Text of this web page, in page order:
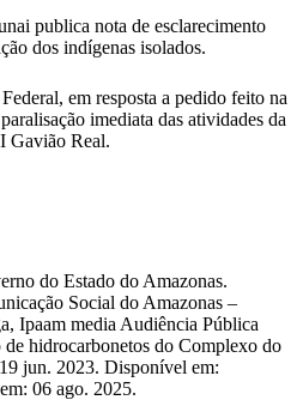
publica nota de esclarecimento
dos indígenas isolados.
em resposta a pedido feito na
imediata das atividades da
Gavião Real.
do Estado do Amazonas.
Social do Amazonas –
Ipaam media Audiência Pública
de hidrocarbonetos do Complexo do
jun. 2023. Disponível em:
06 ago. 2025.